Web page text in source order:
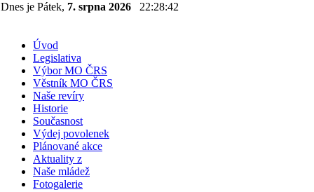
Dnes je Pátek, 7. srpna 2026 22:28:43
Úvod
Legislativa
Výbor MO ČRS
Věstník MO ČRS
Naše revíry
Historie
Současnost
Výdej povolenek
Plánované akce
Aktuality z
Naše mládež
Fotogalerie